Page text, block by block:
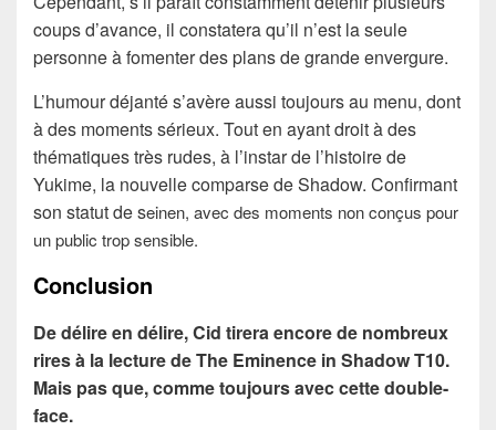
coups d’avance, il constatera qu’il n’est la seule
personne à fomenter des plans de grande envergure.
L’humour déjanté s’avère aussi toujours au menu, dont
à des moments sérieux. Tout en ayant droit à des
thématiques très rudes, à l’instar de l’histoire de
Yukime, la nouvelle comparse de Shadow. Confirmant
son statut de seinen, avec des moments non conçus pour
un public trop sensible.
Conclusion
De délire en délire, Cid tirera encore de nombreux
rires à la lecture de The Eminence in Shadow T10.
Mais pas que, comme toujours avec cette double-
face.